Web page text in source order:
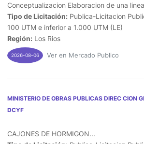
Conceptualizacion Elaboracion de una
Tipo de Licitación: Publica-Licitacion
100 UTM e inferior a 1.000 UTM (LE)
Región: Los Rios
2026-08-06 Ver en Mercado Publico
MINISTERIO DE OBRAS PUBLICAS DIREC CION
DCYF
CAJONES DE HORMIGON...